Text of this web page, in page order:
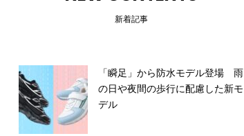
新着記事
「瞬足」から防水モデル登場 雨
の日や夜間の歩行に配慮した新モ
デル